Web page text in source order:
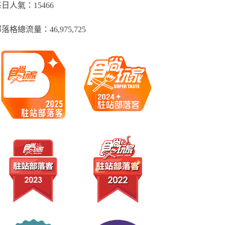
人氣：15466
格總流量：​46,975,725